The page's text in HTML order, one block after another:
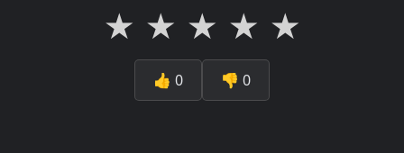
★ ★ ★ ★ ★
👍 0 👎 0